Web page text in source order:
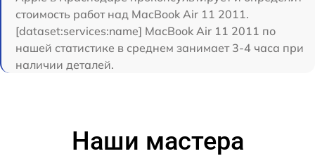
стоимость работ над MacBook Air 11 2011.
[dataset:services:name] MacBook Air 11 2011 по
нашей статистике в среднем занимает 3-4 часа при
наличии деталей.
Наши мастера